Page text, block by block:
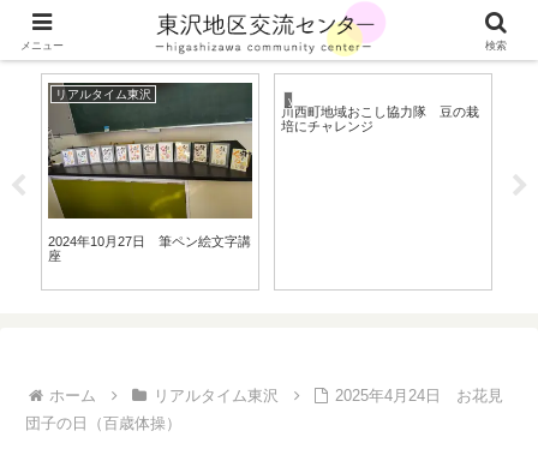
山形県川西町の東沢地区の最新情報をお届けします
リアルタイム東沢
2024年10月27日 筆ペン絵文字講
座
young-東沢
川西町地域おこし協力隊 豆の栽
培にチャレンジ
ホーム リアルタイム東沢
2025年4月24日 お花見
団子の日（百歳体操）
メニュー 検索